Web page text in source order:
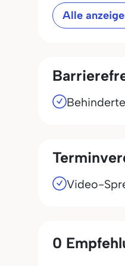
Alle
Video-
0